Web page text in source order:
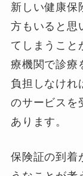
新しい健康保
方もいると思
てしまうこと
療機関で診療
負担しなけれ
のサービスを
あります。
保険証の到着